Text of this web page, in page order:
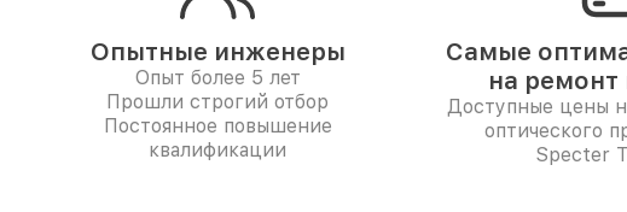
Опытные инженеры
Опыт более 5 лет
Прошли строгий отбор
Постоянное повышение
квалификации
Самые
на ремонт
Доступные цены
оптического
Specter